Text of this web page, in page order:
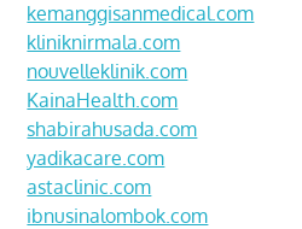
kemanggisanmedical.com
kliniknirmala.com
nouvelleklinik.com
KainaHealth.com
shabirahusada.com
yadikacare.com
astaclinic.com
ibnusinalombok.com